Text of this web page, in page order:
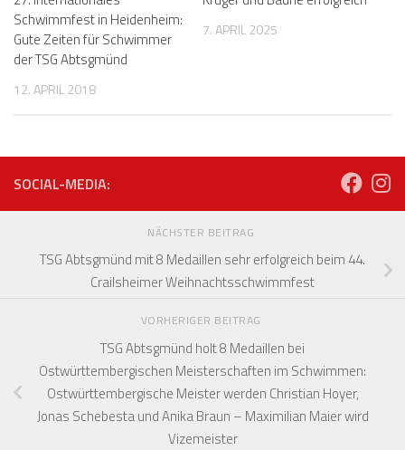
Schwimmfest in Heidenheim:
Gute Zeiten für Schwimmer
der TSG Abtsgmünd
12. APRIL 2018
7. APRIL 2025
SOCIAL-MEDIA:
NÄCHSTER BEITRAG
TSG Abtsgmünd mit 8 Medaillen sehr erfolgreich beim 44.
Crailsheimer Weihnachtsschwimmfest
VORHERIGER BEITRAG
TSG Abtsgmünd holt 8 Medaillen bei
Ostwürttembergischen Meisterschaften im Schwimmen:
Ostwürttembergische Meister werden Christian Hoyer,
Jonas Schebesta und Anika Braun – Maximilian Maier wird
Vizemeister